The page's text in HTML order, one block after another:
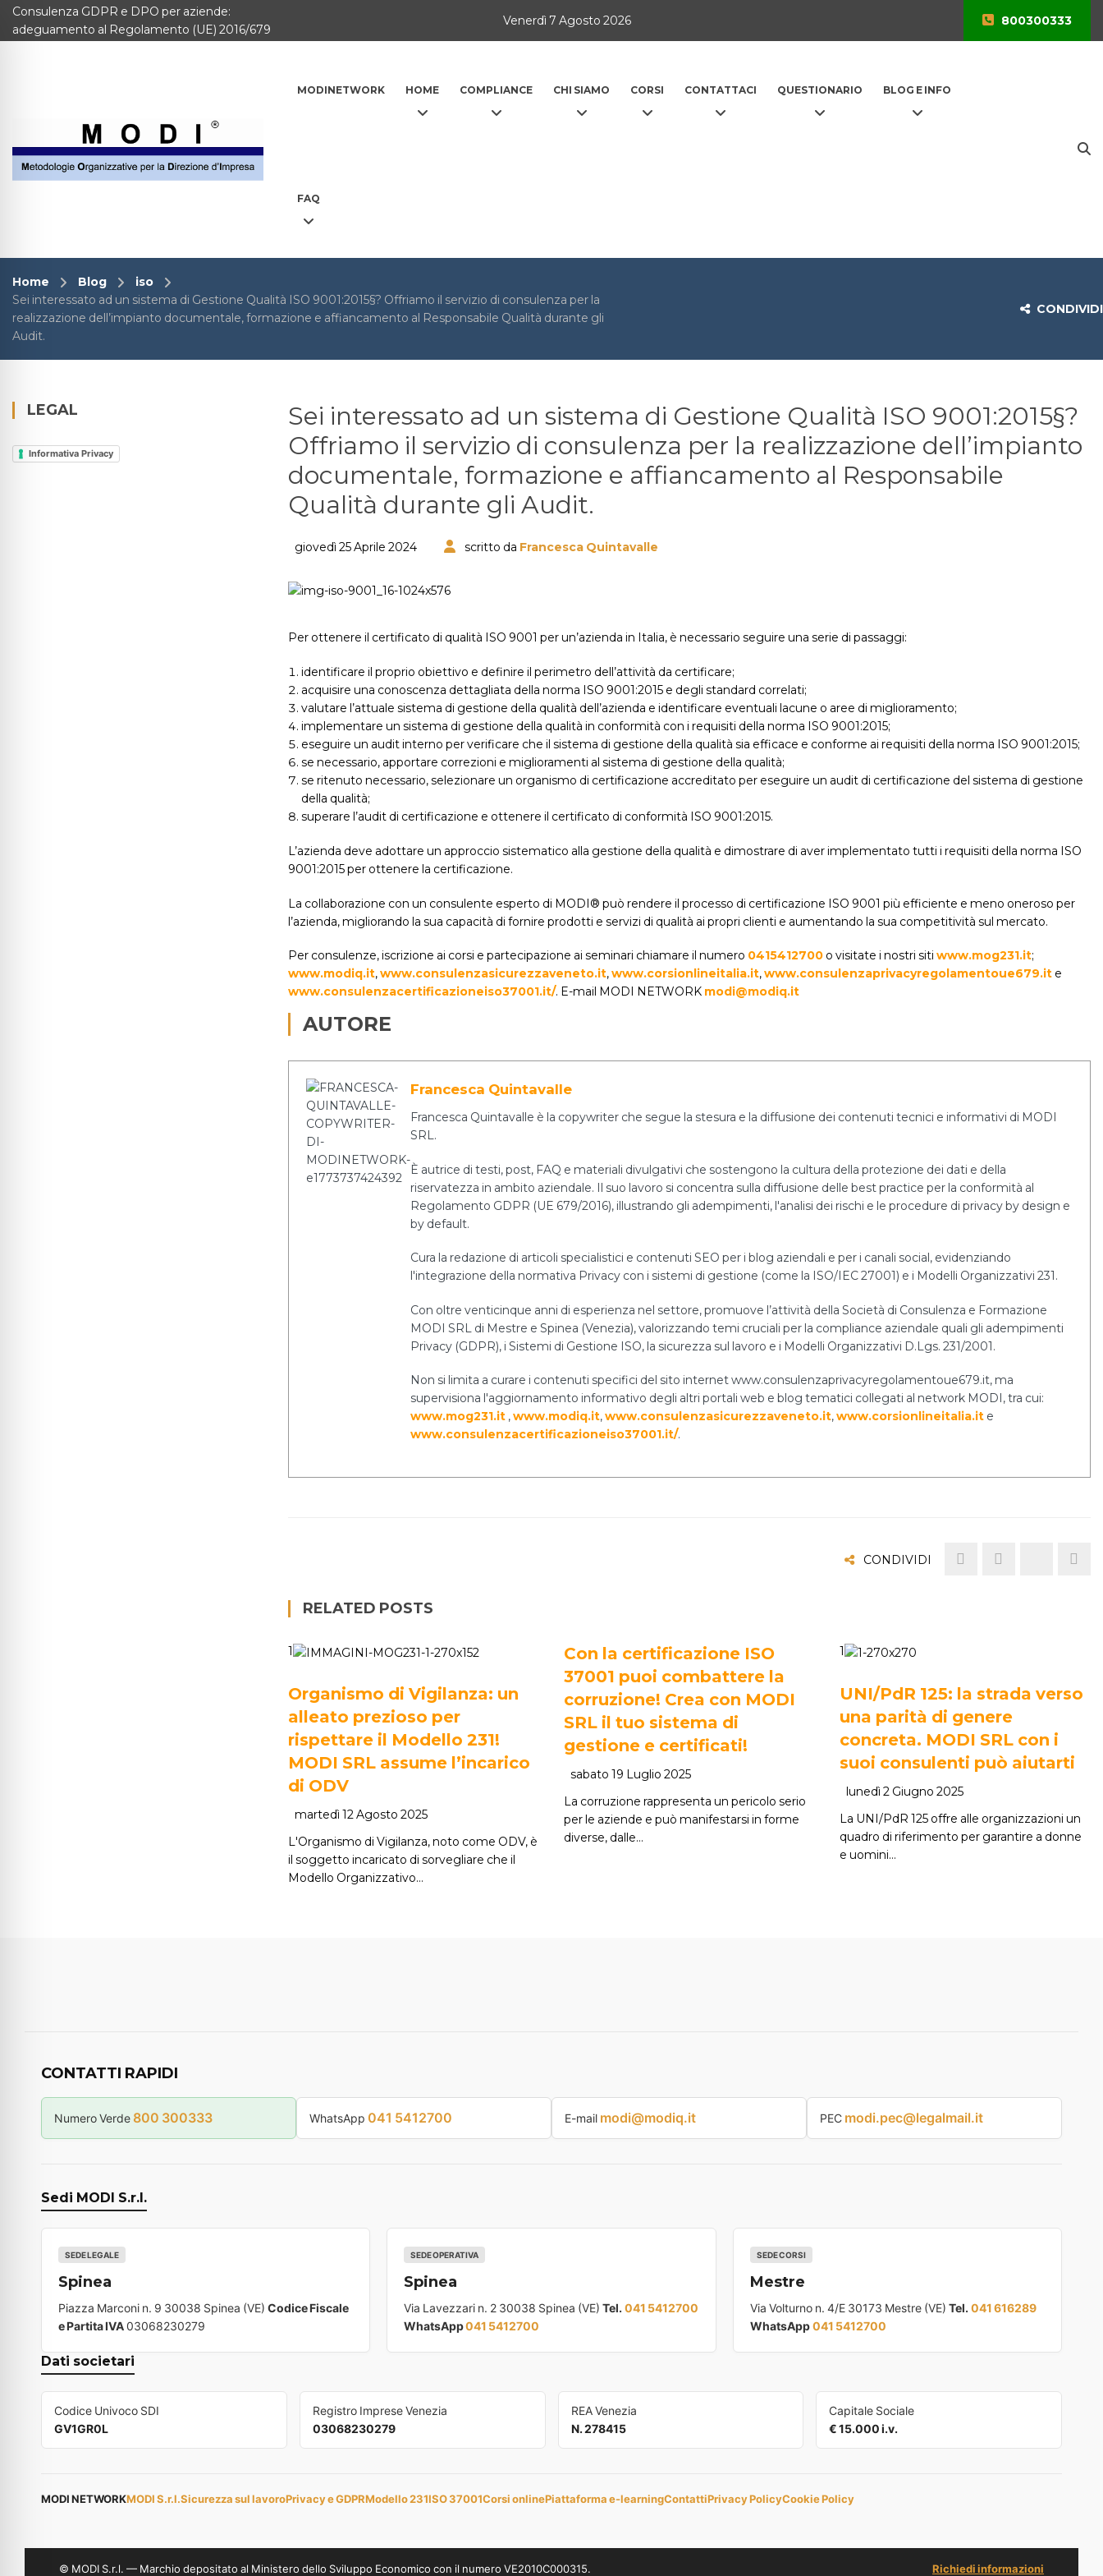
MODINETWORK
Chi Siamo
Corsi
Blog e info
Consulenza GDPR e DPO per aziende:
adeguamento al Regolamento (UE) 2016/679
Venerdì 7 Agosto 2026 800300333
MODINETWORK HOME COMPLIANCE CHI SIAMO CORSI CONTATTACI QUESTIONARIO BLOG E INFO
FAQ
Home Blog
iso
Sei interessato ad un sistema di Gestione Qualità ISO 9001:2015§? Offriamo il servizio di consulenza per la
realizzazione dell’impianto documentale, formazione e affiancamento al Responsabile Qualità durante gli
Audit.
CONDIVIDI
Sei interessato ad un sistema di Gestione Qualità ISO 9001:2015§?
Offriamo il servizio di consulenza per la realizzazione dell’impianto
documentale, formazione e affiancamento al Responsabile
Qualità durante gli Audit.
giovedì 25 Aprile 2024 scritto da Francesca Quintavalle
Per ottenere il certificato di qualità ISO 9001 per un’azienda in Italia, è necessario seguire una serie di passaggi:
identificare il proprio obiettivo e definire il perimetro dell’attività da certificare;
acquisire una conoscenza dettagliata della norma ISO 9001:2015 e degli standard correlati;
valutare l’attuale sistema di gestione della qualità dell’azienda e identificare eventuali lacune o aree di miglioramento;
implementare un sistema di gestione della qualità in conformità con i requisiti della norma ISO 9001:2015;
eseguire un audit interno per verificare che il sistema di gestione della qualità sia efficace e conforme ai requisiti della norma ISO 9001:2015;
se necessario, apportare correzioni e miglioramenti al sistema di gestione della qualità;
se ritenuto necessario, selezionare un organismo di certificazione accreditato per eseguire un audit di certificazione del sistema di gestione
della qualità;
superare l’audit di certificazione e ottenere il certificato di conformità ISO 9001:2015.
L’azienda deve adottare un approccio sistematico alla gestione della qualità e dimostrare di aver implementato tutti i requisiti della norma ISO
9001:2015 per ottenere la certificazione.
La collaborazione con un consulente esperto di MODI® può rendere il processo di certificazione ISO 9001 più efficiente e meno oneroso per
l’azienda, migliorando la sua capacità di fornire prodotti e servizi di qualità ai propri clienti e aumentando la sua competitività sul mercato.
Per consulenze, iscrizione ai corsi e partecipazione ai seminari chiamare il numero 0415412700 o visitate i nostri siti www.mog231.it;
www.modiq.it,www.consulenzasicurezzaveneto.it,www.corsionlineitalia.it,www.consulenzaprivacyregolamentoue679.it e
www.consulenzacertificazioneiso37001.it/. E-mail MODI NETWORK modi@modiq.it
AUTORE
Francesca Quintavalle
Francesca Quintavalle è la copywriter che segue la stesura e la diffusione dei contenuti tecnici e informativi di MODI
SRL.
È autrice di testi, post, FAQ e materiali divulgativi che sostengono la cultura della protezione dei dati e della
riservatezza in ambito aziendale. Il suo lavoro si concentra sulla diffusione delle best practice per la conformità al
Regolamento GDPR (UE 679/2016), illustrando gli adempimenti, l'analisi dei rischi e le procedure di privacy by design e
by default.
Cura la redazione di articoli specialistici e contenuti SEO per i blog aziendali e per i canali social, evidenziando
l'integrazione della normativa Privacy con i sistemi di gestione (come la ISO/IEC 27001) e i Modelli Organizzativi 231.
Con oltre venticinque anni di esperienza nel settore, promuove l’attività della Società di Consulenza e Formazione
MODI SRL di Mestre e Spinea (Venezia), valorizzando temi cruciali per la compliance aziendale quali gli adempimenti
Privacy (GDPR), i Sistemi di Gestione ISO, la sicurezza sul lavoro e i Modelli Organizzativi D.Lgs. 231/2001.
Non si limita a curare i contenuti specifici del sito internet www.consulenzaprivacyregolamentoue679.it, ma
supervisiona l'aggiornamento informativo degli altri portali web e blog tematici collegati al network MODI, tra cui:
www.mog231.it ,www.modiq.it,www.consulenzasicurezzaveneto.it,www.corsionlineitalia.it e
www.consulenzacertificazioneiso37001.it/.
CONDIVIDI
RELATED POSTS
1
Organismo di Vigilanza: un
alleato prezioso per
rispettare il Modello 231!
MODI SRL assume l’incarico
di ODV
martedì 12 Agosto 2025
L'Organismo di Vigilanza, noto come ODV, è
il soggetto incaricato di sorvegliare che il
Modello Organizzativo…
Con la certificazione ISO
37001 puoi combattere la
corruzione! Crea con MODI
SRL il tuo sistema di
gestione e certificati!
sabato 19 Luglio 2025
La corruzione rappresenta un pericolo serio
per le aziende e può manifestarsi in forme
diverse, dalle…
1
UNI/PdR 125: la strada verso
una parità di genere
concreta. MODI SRL con i
suoi consulenti può aiutarti
lunedì 2 Giugno 2025
La UNI/PdR 125 offre alle organizzazioni un
quadro di riferimento per garantire a donne
e uomini…
LEGAL
Informativa Privacy
CONTATTI RAPIDI
Numero Verde 800 300333 WhatsApp 041 5412700 E-mail modi@modiq.it PEC modi.pec@legalmail.it
Sedi MODI S.r.l.
SEDE LEGALE
Spinea
Piazza Marconi n. 9 30038 Spinea (VE) Codice Fiscale
e Partita IVA03068230279
SEDE OPERATIVA
Spinea
Via Lavezzari n. 2 30038 Spinea (VE)Tel. 041 5412700
WhatsApp041 5412700
SEDE CORSI
Mestre
Via Volturno n. 4/E 30173 Mestre (VE) Tel. 041 616289
WhatsApp041 5412700
Dati societari
Codice Univoco SDI
GV1GR0L
Registro Imprese Venezia
03068230279
REA Venezia
N. 278415
Capitale Sociale
€ 15.000 i.v.
MODI NETWORKMODI S.r.l.Sicurezza sul lavoroPrivacy e GDPRModello 231ISO 37001Corsi onlinePiattaforma e-learningContattiPrivacy PolicyCookie Policy
© MODI S.r.l. — Marchio depositato al Ministero dello Sviluppo Economico con il numero VE2010C000315. Richiedi informazioni